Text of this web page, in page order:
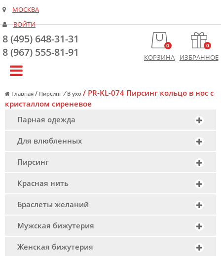
МОСКВА
ВОЙТИ
8 (495) 648-31-31
8 (967) 555-81-91
0
КОРЗИНА
0
ИЗБРАННОЕ
Главная / Пирсинг /В ухо / PR-KL-074 Пирсинг кольцо в нос с
кристаллом сиреневое
Парная одежда
Для влюбленных
Пирсинг
Красная нить
Браслеты желаний
Мужская бижутерия
Женская бижутерия